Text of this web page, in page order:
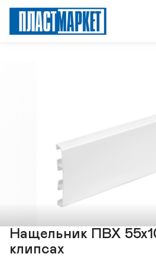
Нащельник ПВХ
клипсах